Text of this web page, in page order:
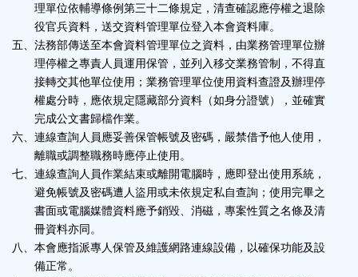
理單位依輔導條例第三十二條規定，清查確認應停權之退除
役官兵資料，送交資料管理單位登入本會資料庫。
五、法務部傳送至本會資料管理單位之資料，由業務管理單位辦
理停權之專責人員運用保管，並列入移交業務管制，不得直
接轉交其他單位使用；業務管理單位使用資料查證及辦理停
權處分時，應依規定隱藏部分資料（如身分證號），並確實
完成公文書歸檔作業。
六、連線查詢人員應妥善保管帳號及密碼，嚴禁借予他人使用，
離職或調整職務時應停止使用。
七、連線查詢人員作業結束或離開電腦時，應即登出使用系統，
避免帳號及密碼遭人盜用或未依規定私自查詢；使用完畢之
書面或電腦媒體資料應予銷毀、消磁，專案性質之名條及清
冊資料亦同。
八、本會應指派專人保管及維護網路連線設備，以確保功能及設
備正常。